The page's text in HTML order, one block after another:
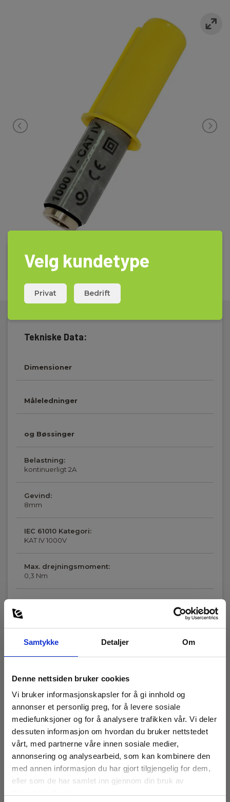
Samtykke Detaljer Om
Denne nettsiden bruker cookies
Vi bruker informasjonskapsler for å gi innhold og
annonser et personlig preg, for å levere sosiale
mediefunksjoner og for å analysere trafikken vår. Vi deler
dessuten informasjon om hvordan du bruker nettstedet
vårt, med partnerne våre innen sosiale medier,
annonsering og analysearbeid, som kan kombinere den
med annen informasjon du har gjort tilgjengelig for dem,
eller som de har samlet inn gjennom din bruk av
annet, måling av større kortslutningsstrømmer i tavler. Dette gir
en større sikkerhet, og de løsner ikke fra emnet, som for
eksempelvis et sett krokodilleklemmer kan gjøre. Boltene er
utarbeidet i overensstemmelse med IEC 61010 og kan benyttes i
Tekniske Data:
Dimensioner
Måleledninger
og Bøssinger
Belastning:
kontinuerligt 2A
Gevind:
8mm
IEC 61010 Kategori:
KAT IV 1000V
Max. drejningsmoment:
0,3 Nm
Tilbehør
Velg kundetype
Privat Bedrift